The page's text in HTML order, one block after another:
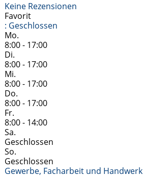
Keine Rezensionen
Favorit
: Geschlossen
Mo.
8:00 - 17:00
Di.
8:00 - 17:00
Mi.
8:00 - 17:00
Do.
8:00 - 17:00
Fr.
8:00 - 14:00
Sa.
Geschlossen
So.
Geschlossen
Gewerbe, Facharbeit und Handwerk